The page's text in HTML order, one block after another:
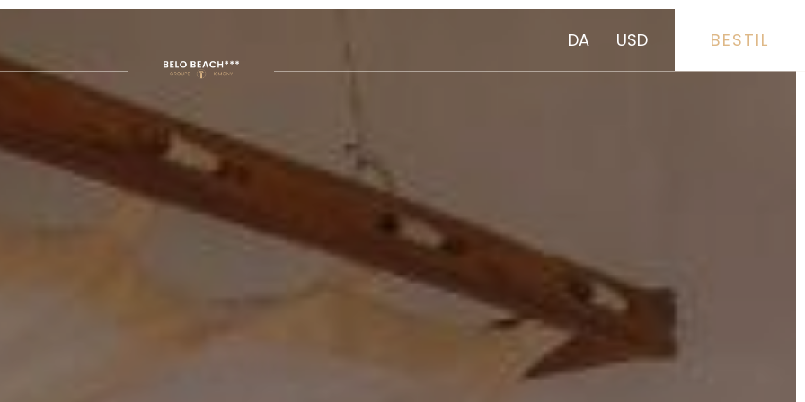
DA USD BESTIL